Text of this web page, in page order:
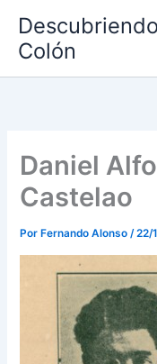
contenido
Colón
Daniel
Castelao
Por Fernando Alonso/22/